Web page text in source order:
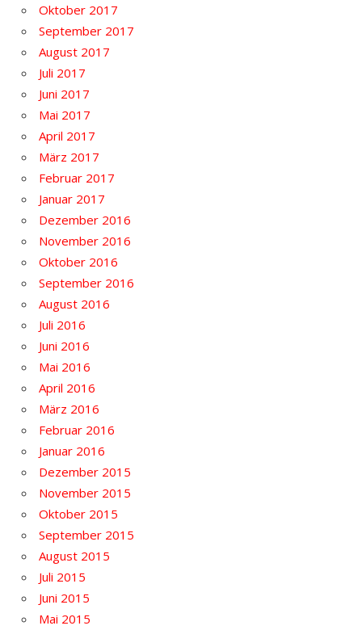
Oktober 2017
September 2017
August 2017
Juli 2017
Juni 2017
Mai 2017
April 2017
März 2017
Februar 2017
Januar 2017
Dezember 2016
November 2016
Oktober 2016
September 2016
August 2016
Juli 2016
Juni 2016
Mai 2016
April 2016
März 2016
Februar 2016
Januar 2016
Dezember 2015
November 2015
Oktober 2015
September 2015
August 2015
Juli 2015
Juni 2015
Mai 2015